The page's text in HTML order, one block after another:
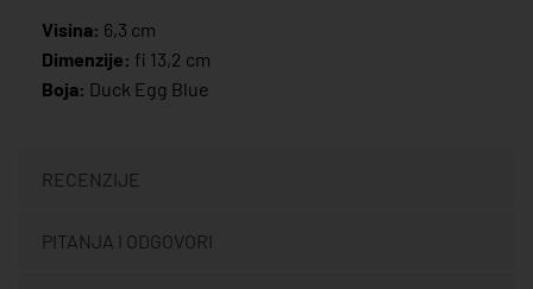
Visina: 6,3 cm
Dimenzije: fi 13,2 cm
Boja: Duck Egg Blue
RECENZIJE
PITANJA I ODGOVORI